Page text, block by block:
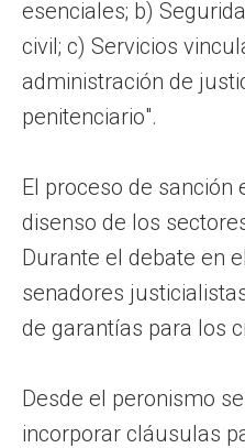
esenciales; b)
civil; c) Servicios
administración de
penitenciario".
El proceso de sanción
disenso de los
Durante el debate en
senadores
de garantías para los
Desde el peronismo
incorporar cláusulas